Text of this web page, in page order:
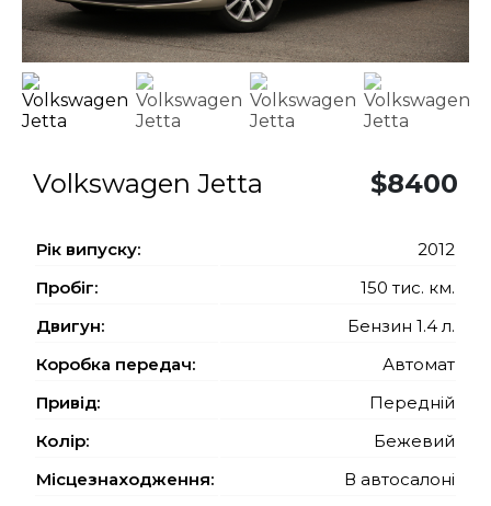
Volkswagen Jetta $8400
Рiк випуску:
2012
Пробіг:
150 тис. км.
Двигун:
Бензин 1.4 л.
Коробка передач:
Автомат
Привід:
Передній
Колір:
Бежевий
Місцезнаходження:
В автосалоні